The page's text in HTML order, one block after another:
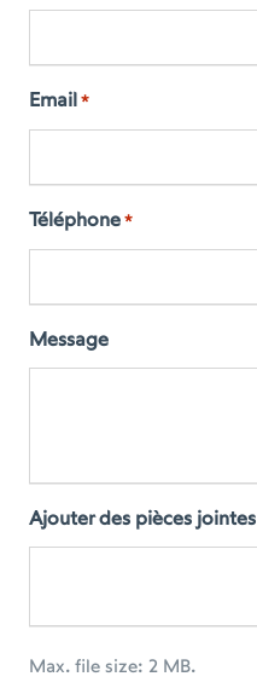
Email *
Téléphone *
Message
Ajouter des pièces jointes
Max. file size: 2 MB.